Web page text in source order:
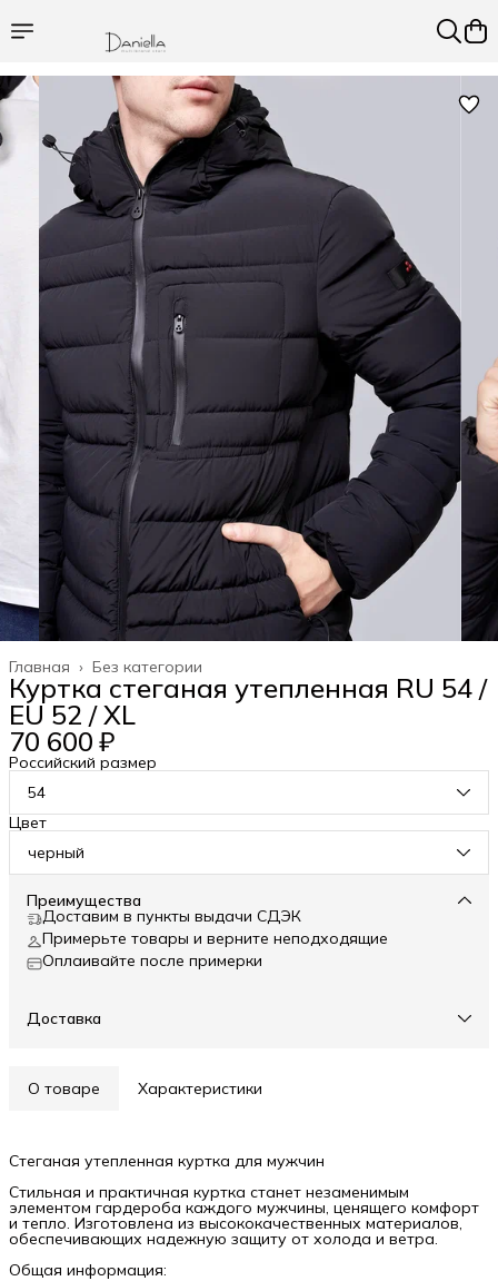
Без категории
Главная ›
Куртка стеганая утепленная RU 54 /
EU 52 / XL
70 600 ₽
Российский размер
54
Цвет
черный
Преимущества
Доставим в пункты выдачи СДЭК
Примерьте товары и верните неподходящие
Оплаивайте после примерки
Доставка
О товаре Характеристики
Стеганая утепленная куртка для мужчин
Стильная и практичная куртка станет незаменимым
элементом гардероба каждого мужчины, ценящего комфорт
и тепло. Изготовлена из высококачественных материалов,
обеспечивающих надежную защиту от холода и ветра.
Общая информация: